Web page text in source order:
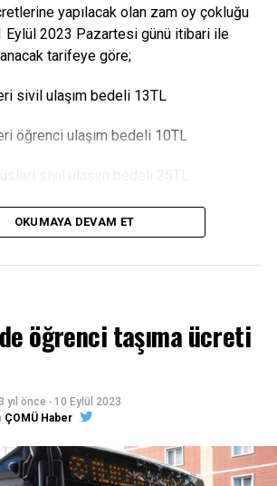
yapılacak olan zam oy çokluğu
Eylül 2023 Pazartesi günü itibari ile
tarifeye göre;
sivil ulaşım bedeli 13TL
öğrenci ulaşım bedeli 10TL
öğrenci ulaşım bedeli 18TL olarak
Share
OKUMAYA DEVAM ET
öğrenci taşıma ücreti
3 yıl önce - 10 Eylül 2023
ÇOMÜ Haber